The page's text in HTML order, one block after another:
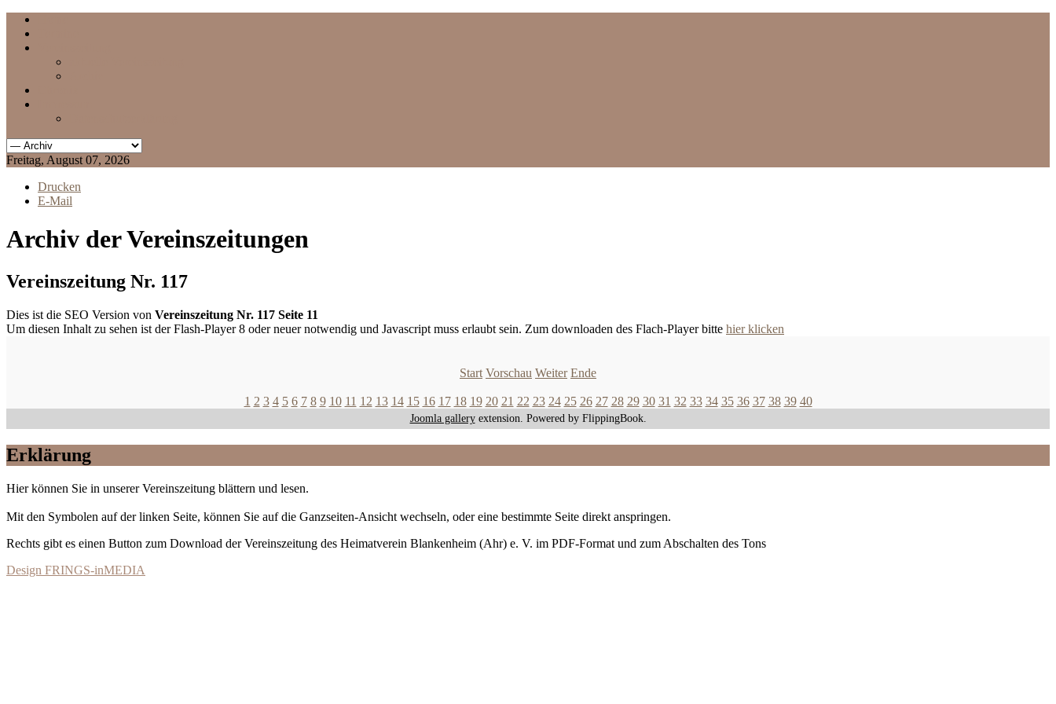
Freitag, August 07, 2026
Drucken
E-Mail
Archiv der Vereinszeitungen
Vereinszeitung Nr. 117
Dies ist die SEO Version von Vereinszeitung Nr. 117 Seite 11
Um diesen Inhalt zu sehen ist der Flash-Player 8 oder neuer notwendig und Javascript muss erlaubt sein. Zum downloaden des Flach-Player bitte hier klicken
Start Vorschau Weiter Ende
1 2 3 4 5 6 7 8 9 10 11 12 13 14 15 16 17 18 19 20 21 22 23 24 25 26 27 28 29 30 31 32 33 34 35 36 37 38 39 40
Joomla galleryextension. Powered by FlippingBook.
Erklärung
Hier können Sie in unserer Vereinszeitung blättern und lesen.
Mit den Symbolen auf der linken Seite, können Sie auf die Ganzseiten-Ansicht wechseln, oder eine bestimmte Seite direkt anspringen.
Rechts gibt es einen Button zum Download der Vereinszeitung des Heimatverein Blankenheim (Ahr) e. V. im PDF-Format und zum Abschalten des Tons
Design FRINGS-inMEDIA